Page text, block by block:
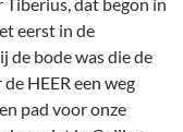
eerst in de
de bode was die de
HEER een weg
pad voor onze